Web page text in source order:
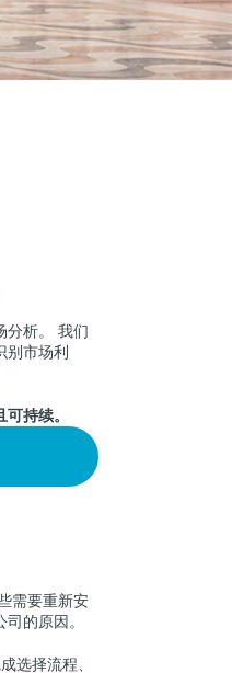
分析。 我们
别市场利
持续。
需要重新安
的原因。
选择流程、